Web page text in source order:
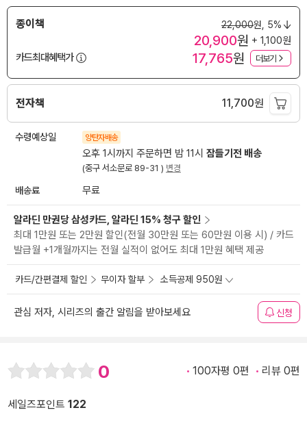
종이책 22,000원, 5%
20,900원 + 1,100원
카드최대혜택가
17,765원 더보기
전자책 11,700원
수령예상일 양탄자배송
오후 1시까지 주문하면 밤 11시 잠들기전 배송
(중구 서소문로 89-31 ) 변경
배송료 무료
알라딘 만권당 삼성카드, 알라딘 15% 청구 할인
최대 1만원 또는 2만원 할인(전월 30만원 또는 60만원 이용 시) / 카드
발급월 +1개월까지는 전월 실적이 없어도 최대 1만원 혜택 제공
카드/간편결제 할인 무이자 할부 소득공제 950원
관심 저자, 시리즈의 출간 알림을 받아보세요 신청
0 100자평 0편 리뷰 0편
세일즈포인트 122